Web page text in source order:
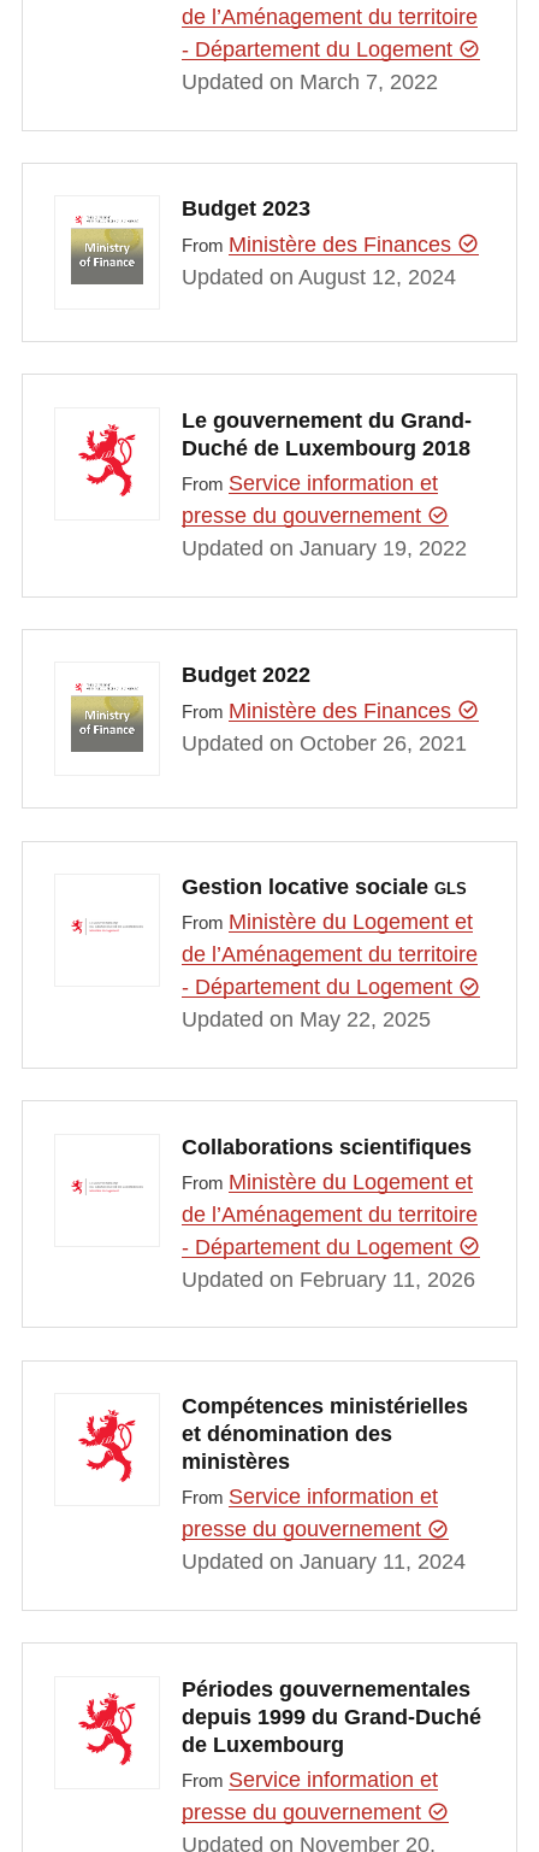
de l’Aménagement du territoire
- Département du Logement
Updated on March 7, 2022
Budget 2023
From Ministère des Finances
Updated on August 12, 2024
Le gouvernement du Grand-
Duché de Luxembourg 2018
From Service information et
presse du gouvernement
Updated on January 19, 2022
Budget 2022
From Ministère des Finances
Updated on October 26, 2021
Gestion locative sociale GLS
From Ministère du Logement et
de l’Aménagement du territoire
- Département du Logement
Updated on May 22, 2025
Collaborations scientifiques
From Ministère du Logement et
de l’Aménagement du territoire
- Département du Logement
Updated on February 11, 2026
Compétences ministérielles
et dénomination des
ministères
From Service information et
presse du gouvernement
Updated on January 11, 2024
Périodes gouvernementales
depuis 1999 du Grand-Duché
de Luxembourg
From Service information et
presse du gouvernement
Updated on November 20,